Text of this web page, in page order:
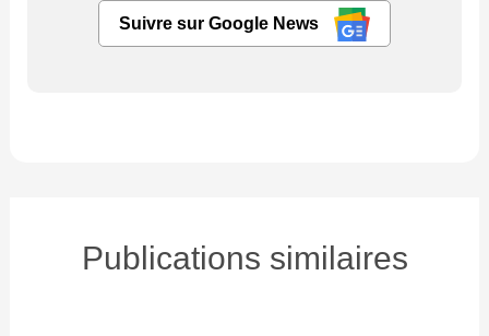
Suivre sur Google News
Publications similaires